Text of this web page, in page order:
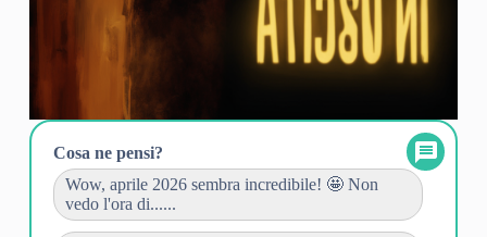
Cosa ne pensi?
Wow, aprile 2026 sembra incredibile! 🤩 Non
vedo l'ora di......